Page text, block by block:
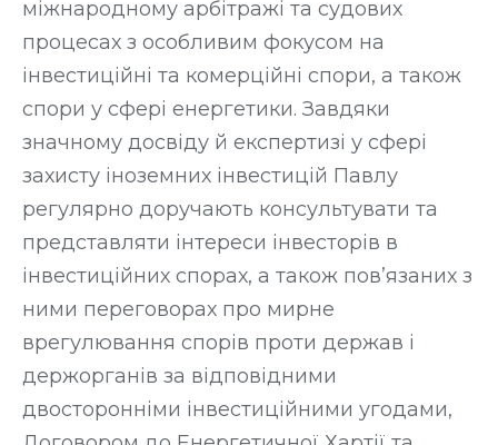
міжнародному арбітражі та судових
процесах з особливим фокусом на
інвестиційні та комерційні спори, а також
спори у сфері енергетики. Завдяки
значному досвіду й експертизі у сфері
захисту іноземних інвестицій Павлу
регулярно доручають консультувати та
представляти інтереси інвесторів в
інвестиційних спорах, а також пов’язаних з
ними переговорах про мирне
врегулювання спорів проти держав і
держорганів за відповідними
двосторонніми інвестиційними угодами,